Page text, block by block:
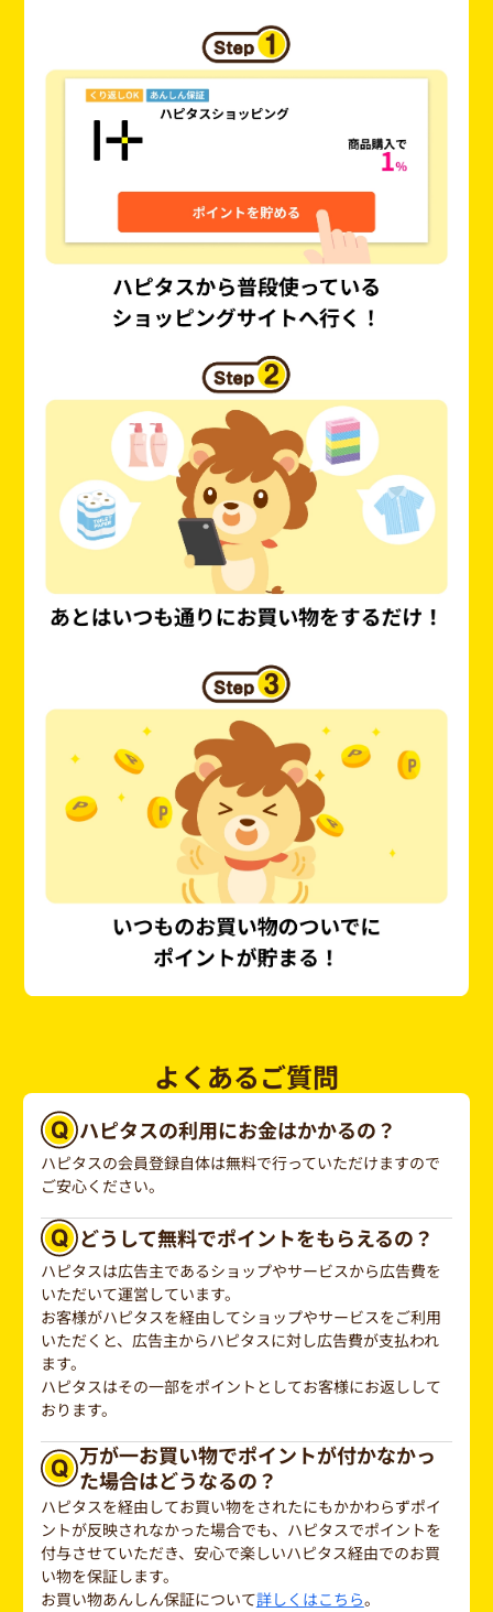
よくあるご質問
ハピタスの利用にお金はかかるの？
ハピタスの会員登録自体は無料で行っていただけますので
ご安心ください。
どうして無料でポイントをもらえるの？
ハピタスは広告主であるショップやサービスから広告費を
いただいて運営しています。
お客様がハピタスを経由してショップやサービスをご利用
いただくと、広告主からハピタスに対し広告費が支払われ
ます。
ハピタスはその一部をポイントとしてお客様にお返しして
おります。
万が一お買い物でポイントが付かなかっ
た場合はどうなるの？
ハピタスを経由してお買い物をされたにもかかわらずポイ
ントが反映されなかった場合でも、ハピタスでポイントを
付与させていただき、安心で楽しいハピタス経由でのお買
い物を保証します。
お買い物あんしん保証について詳しくはこちら。